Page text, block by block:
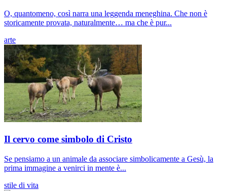
O, quantomeno, così narra una leggenda meneghina. Che non è
storicamente provata, naturalmente… ma che è pur...
arte
Il cervo come simbolo di Cristo
Se pensiamo a un animale da associare simbolicamente a Gesù, la
prima immagine a venirci in mente è...
stile di vita